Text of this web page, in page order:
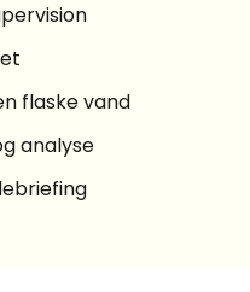
flaske vand
analyse